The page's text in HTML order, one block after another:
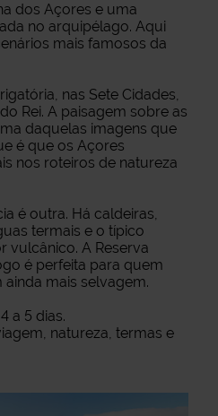
dos Açores e uma
no arquipélago. Aqui
mais famosos da
nas Sete Cidades,
Rei. A paisagem sobre as
daquelas imagens que
é que os Açores
nos roteiros de natureza
é outra. Há caldeiras,
termais e o típico
vulcânico. A Reserva
é perfeita para quem
mais selvagem.
4 a 5 dias.
natureza, termas e